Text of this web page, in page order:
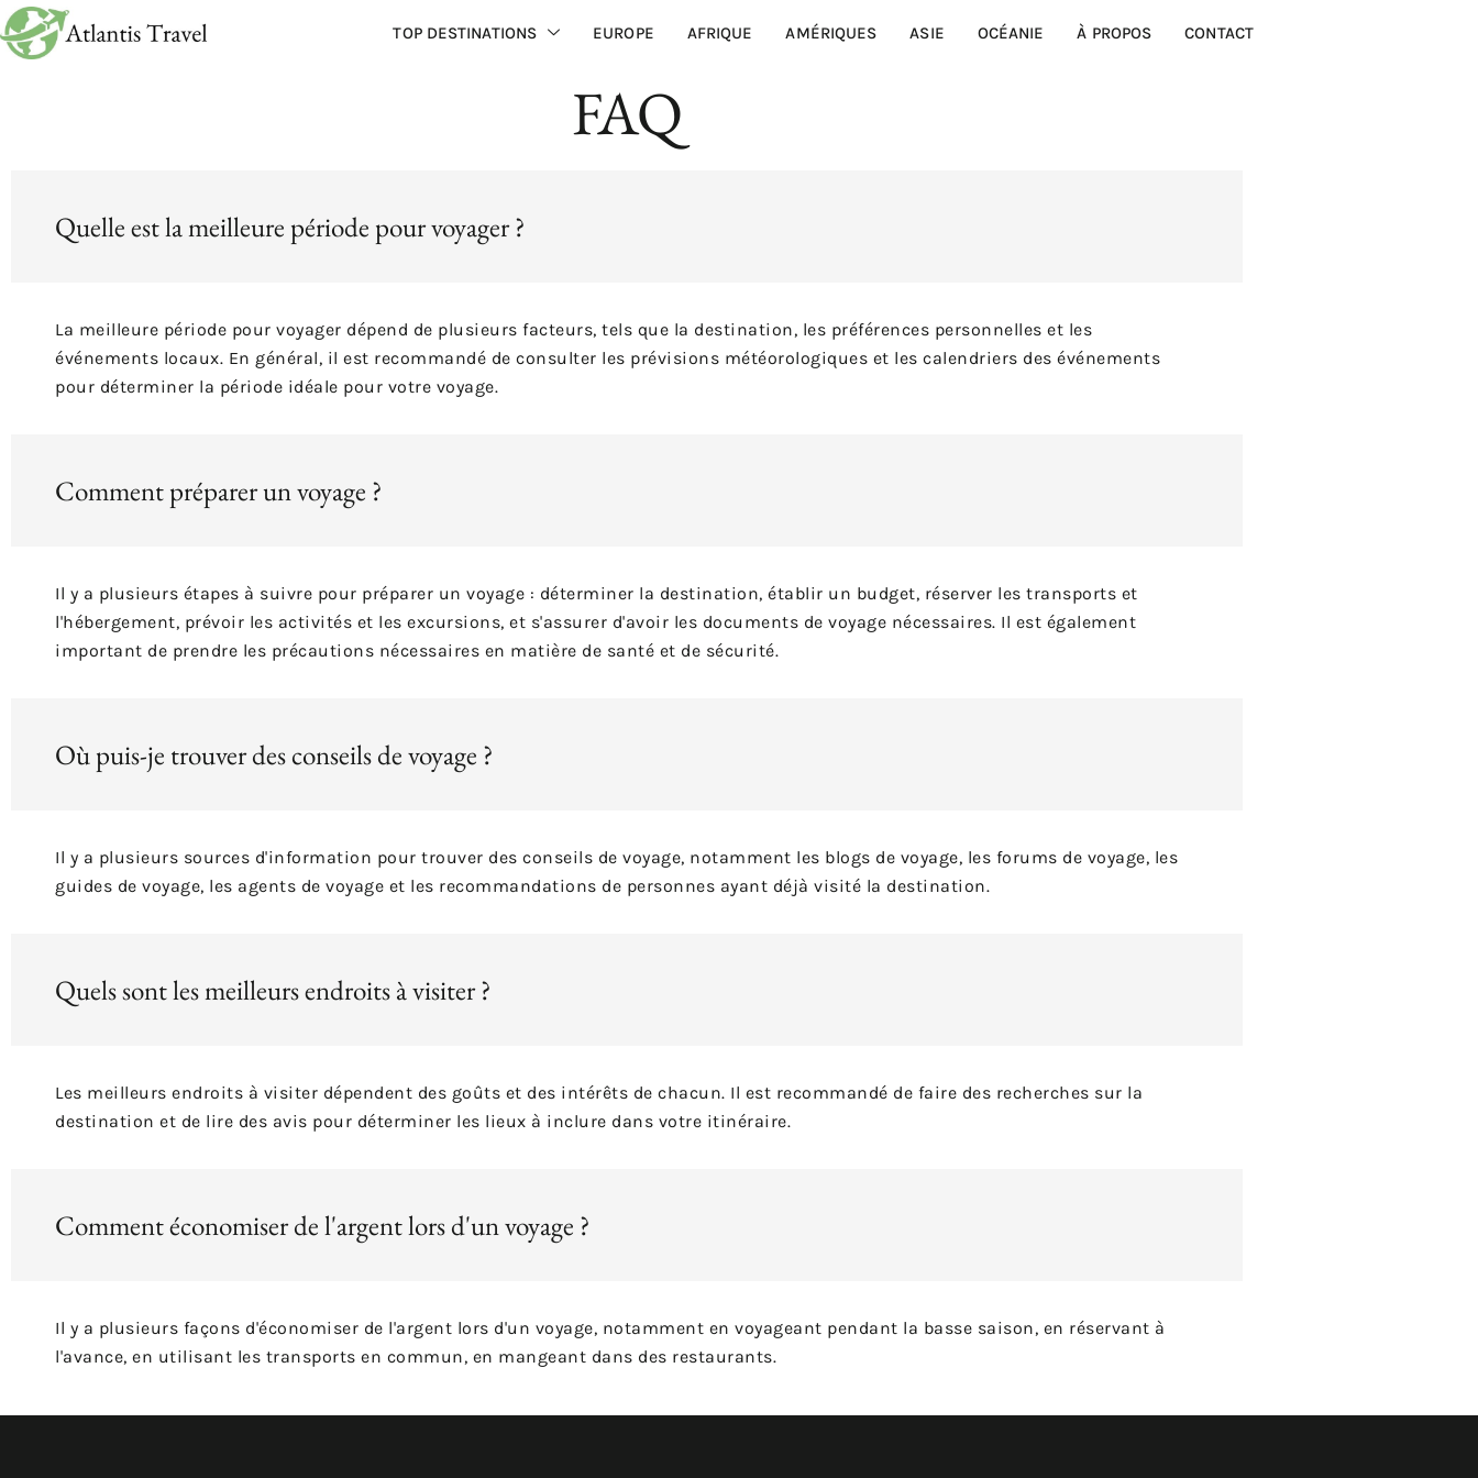
TOP DESTINATIONS EUROPE AFRIQUE AMÉRIQUES ASIE OCÉANIE À PROPOS CONTACT
FAQ
Quelle est la meilleure période pour voyager ?
La meilleure période pour voyager dépend de plusieurs facteurs, tels que la destination, les préférences personnelles et les
événements locaux. En général, il est recommandé de consulter les prévisions météorologiques et les calendriers des événements
pour déterminer la période idéale pour votre voyage.
Comment préparer un voyage ?
Il y a plusieurs étapes à suivre pour préparer un voyage : déterminer la destination, établir un budget, réserver les transports et
l'hébergement, prévoir les activités et les excursions, et s'assurer d'avoir les documents de voyage nécessaires. Il est également
important de prendre les précautions nécessaires en matière de santé et de sécurité.
Où puis-je trouver des conseils de voyage ?
Il y a plusieurs sources d'information pour trouver des conseils de voyage, notamment les blogs de voyage, les forums de voyage, les
guides de voyage, les agents de voyage et les recommandations de personnes ayant déjà visité la destination.
Quels sont les meilleurs endroits à visiter ?
Les meilleurs endroits à visiter dépendent des goûts et des intérêts de chacun. Il est recommandé de faire des recherches sur la
destination et de lire des avis pour déterminer les lieux à inclure dans votre itinéraire.
Comment économiser de l'argent lors d'un voyage ?
Il y a plusieurs façons d'économiser de l'argent lors d'un voyage, notamment en voyageant pendant la basse saison, en réservant à
l'avance, en utilisant les transports en commun, en mangeant dans des restaurants.